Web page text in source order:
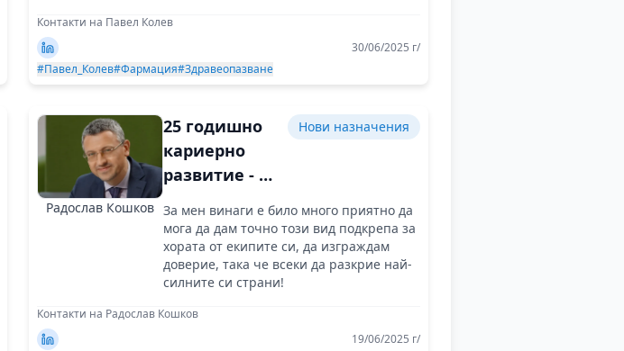
Контакти на Павел Колев
30/06/2025 г/
#Павел_Колев#Фармация#Здравеопазване
Радослав Кошков
25 годишно
кариерно
развитие - от
лидер в две
европейски
направления
Нови назначения
За мен винаги е било много приятно да
мога да дам точно този вид подкрепа за
хората от екипите си, да изграждам
доверие, така че всеки да разкрие най-
силните си страни!
Контакти на Радослав Кошков
19/06/2025 г/